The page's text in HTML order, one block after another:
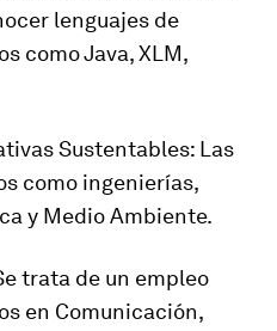
lenguajes de
como Java, XLM,
Sustentables: Las
como ingenierías,
y Medio Ambiente.
trata de un empleo
en Comunicación,